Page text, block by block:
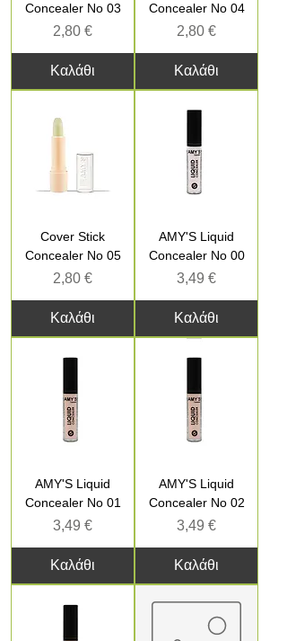
Concealer No 03
Τιμή
2,80 €
Καλάθι
Concealer No 04
Τιμή
2,80 €
Καλάθι
Cover Stick
Concealer No 05
Τιμή
2,80 €
Καλάθι
AMY'S Liquid
Concealer No 00
Τιμή
3,49 €
Καλάθι
AMY'S Liquid
Concealer No 01
Τιμή
3,49 €
Καλάθι
AMY'S Liquid
Concealer No 02
Τιμή
3,49 €
Καλάθι